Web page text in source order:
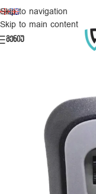
Skip to navigation
Skip to main content
უფასო მიწოდება
ᲛᲔᲜᲘᲣ